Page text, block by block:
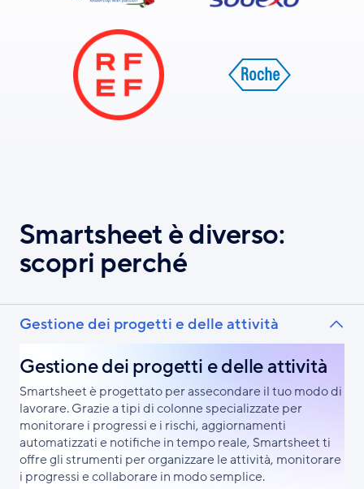
Smartsheet è diverso:
scopri perché
Gestione dei progetti e delle attività
Gestione dei progetti e delle attività
Smartsheet è progettato per assecondare il tuo modo di
lavorare. Grazie a tipi di colonne specializzate per
monitorare i progressi e i rischi, aggiornamenti
automatizzati e notifiche in tempo reale, Smartsheet ti
offre gli strumenti per organizzare le attività, monitorare
i progressi e collaborare in modo semplice.